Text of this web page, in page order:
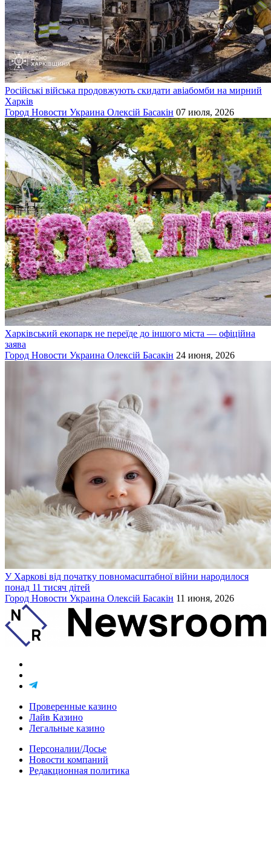
Російські війська продовжують скидати авіабомби на мирний
Харків
Город Новости Украина Олексій Басакін 07 июля, 2026
Харківський екопарк не переїде до іншого міста — офіційна
заява
Город Новости Украина Олексій Басакін 24 июня, 2026
У Харкові від початку повномасштабної війни народилося
понад 11 тисяч дітей
Город Новости Украина Олексій Басакін 11 июня, 2026
Проверенные казино
Лайв Казино
Легальные казино
Персоналии/Досье
Новости компаний
Редакционная политика